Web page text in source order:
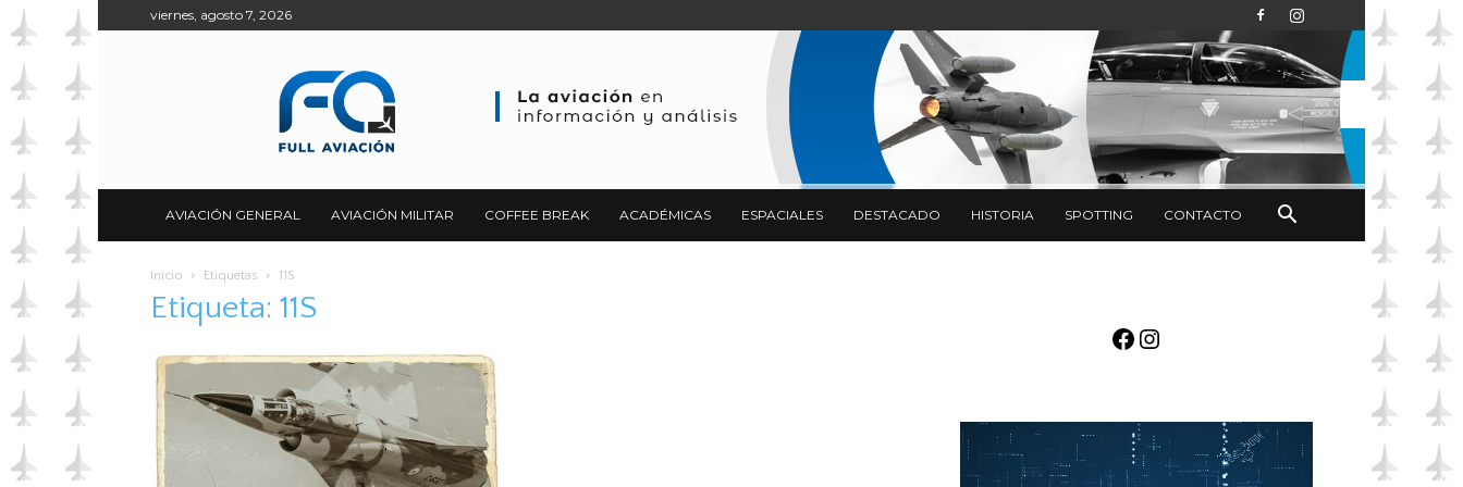
viernes, agosto 7, 2026
AVIACIÓN GENERAL AVIACIÓN MILITAR COFFEE BREAK ACADÉMICAS ESPACIALES DESTACADO HISTORIA SPOTTING CONTACTO
Inicio Etiquetas 11S
Etiqueta: 11S
Facebook
Instagram